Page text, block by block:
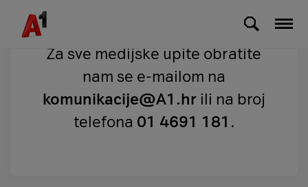
Skip to Main Content
Za sve medijske upite obratite
nam se e-mailom na
komunikacije@A1.hr ili na broj
telefona 01 4691 181 .